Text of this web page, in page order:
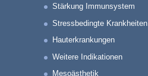
Stärkung Immunsystem
Stressbedingte Krankheiten
Hauterkrankungen
Weitere Indikationen
Mesoästhetik